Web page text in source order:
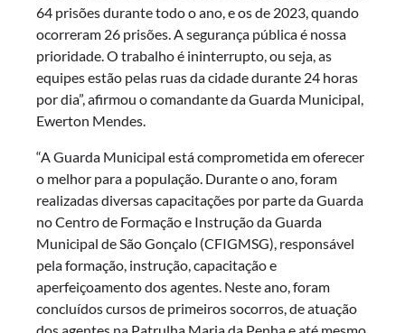
64 prisões durante todo o ano, e os de 2023, quando
ocorreram 26 prisões. A segurança pública é nossa
prioridade. O trabalho é ininterrupto, ou seja, as
equipes estão pelas ruas da cidade durante 24 horas
por dia”, afirmou o comandante da Guarda Municipal,
Ewerton Mendes.
“A Guarda Municipal está comprometida em oferecer
o melhor para a população. Durante o ano, foram
realizadas diversas capacitações por parte da Guarda
no Centro de Formação e Instrução da Guarda
Municipal de São Gonçalo (CFIGMSG), responsável
pela formação, instrução, capacitação e
aperfeiçoamento dos agentes. Neste ano, foram
concluídos cursos de primeiros socorros, de atuação
dos agentes na Patrulha Maria da Penha e até mesmo